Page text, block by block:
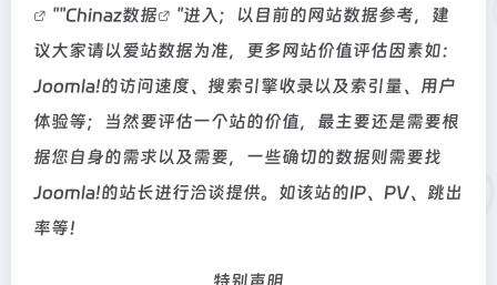
""Chinaz数据
"进入；以目前的网站数据参考，建
议大家请以爱站数据为准，更多网站价值评估因素如：
Joomla!的访问速度、搜索引擎收录以及索引量、用户
体验等；当然要评估一个站的价值，最主要还是需要根
据您自身的需求以及需要，一些确切的数据则需要找
Joomla!的站长进行洽谈提供。如该站的IP、PV、跳出
率等！